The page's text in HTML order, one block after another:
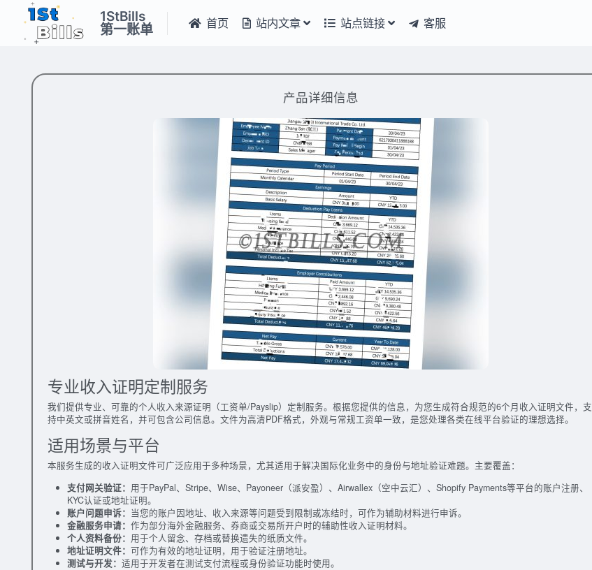
1StBills
第一账单
首页 站内文章 站点链接 客服
产品详细信息
专业收入证明定制服务
我们提供专业、可靠的个人收入来源证明（工资单/Payslip）定制服务。根据您提供的信息，为您生成符合规范的6个月收入证明文件，支
持中英文或拼音姓名，并可包含公司信息。文件为高清PDF格式，外观与常规工资单一致，是您处理各类在线平台验证的理想选择。
适用场景与平台
本服务生成的收入证明文件可广泛应用于多种场景，尤其适用于解决国际化业务中的身份与地址验证难题。主要覆盖：
支付网关验证： 用于PayPal、Stripe、Wise、Payoneer（派安盈）、Airwallex（空中云汇）、Shopify Payments等平台的账户注册、
KYC认证或地址证明。
账户问题申诉： 当您的账户因地址、收入来源等问题受到限制或冻结时，可作为辅助材料进行申诉。
金融服务申请： 作为部分海外金融服务、券商或交易所开户时的辅助性收入证明材料。
个人资料备份： 用于个人留念、存档或替换遗失的纸质文件。
地址证明文件： 可作为有效的地址证明，用于验证注册地址。
测试与开发： 适用于开发者在测试支付流程或身份验证功能时使用。